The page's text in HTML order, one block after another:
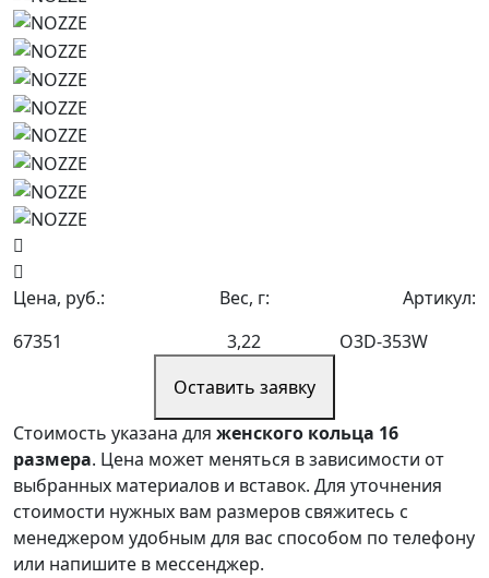
Цена, руб.:
67351
Вес, г:
3,22
Артикул:
O3D-353W
Оставить заявку
Стоимость указана для женского кольца 16
размера. Цена может меняться в зависимости от
выбранных материалов и вставок. Для уточнения
стоимости нужных вам размеров свяжитесь с
менеджером удобным для вас способом по телефону
или напишите в мессенджер.